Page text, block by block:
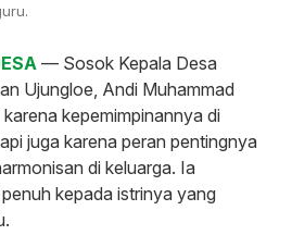
— Sosok Kepala Desa
Ujungloe, Andi Muhammad
kepemimpinannya di
juga karena peran pentingnya
di keluarga. Ia
kepada istrinya yang